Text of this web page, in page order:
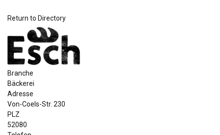
Return to Directory
Branche
Bäckerei
Adresse
Von-Coels-Str. 230
PLZ
52080